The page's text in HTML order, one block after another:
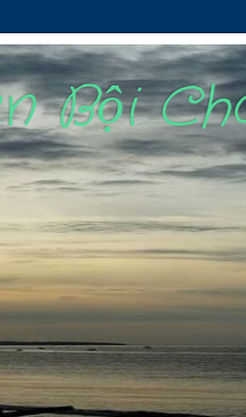
Bội